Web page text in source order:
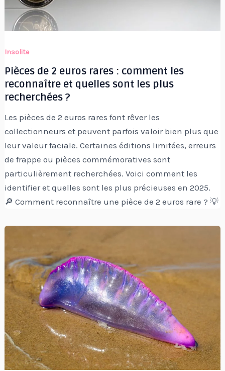
Insolite
Pièces de 2 euros rares : comment les
reconnaître et quelles sont les plus
recherchées ?
Les pièces de 2 euros rares font rêver les
collectionneurs et peuvent parfois valoir bien plus que
leur valeur faciale. Certaines éditions limitées, erreurs
de frappe ou pièces commémoratives sont
particulièrement recherchées. Voici comment les
identifier et quelles sont les plus précieuses en 2025.
🔎 Comment reconnaître une pièce de 2 euros rare ? 💡